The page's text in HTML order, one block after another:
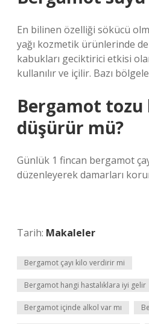
En bilinen özelliği sökücü
yağı kozmetik ürünlerinde
kabukları geciktirici etkisi
kullanılır ve içilir. Bazı
Bergamot
düşürür mü?
Günlük 1 fincan bergamot
düzenleyerek damarları
Tarih: Makaleler
Bergamot çayı kilo verdirir mi
Bergamot hangi hastalıklara iyi gelir
Bergamot içinde alkol var mı